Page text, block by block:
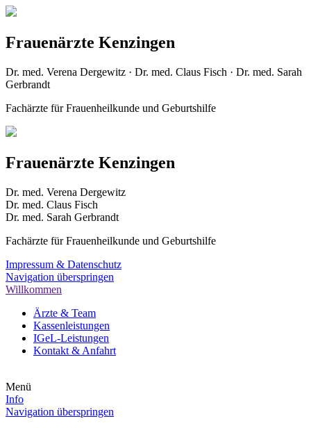
Frauenärzte Kenzingen
Dr. med. Verena Dergewitz · Dr. med. Claus Fisch · Dr. med. Sarah
Gerbrandt
Fachärzte für Frauenheilkunde und Geburtshilfe
Frauenärzte Kenzingen
Dr. med. Verena Dergewitz
Dr. med. Claus Fisch
Dr. med. Sarah Gerbrandt
Fachärzte für Frauenheilkunde und Geburtshilfe
Impressum & Datenschutz
Navigation überspringen
Willkommen
Ärzte & Team
Kassenleistungen
IGeL-Leistungen
Kontakt & Anfahrt
Menü
Info
Navigation überspringen